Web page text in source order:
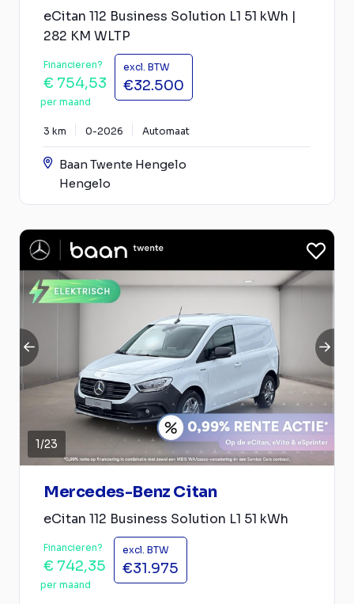
eCitan 112 Business Solution L1 51 kWh |
282 KM WLTP
Financieren?
€ 754,53
per maand
excl. BTW
€32.500
3 km 0-2026 Automaat
Baan Twente Hengelo
Hengelo
1/23
Mercedes-Benz Citan
eCitan 112 Business Solution L1 51 kWh
Financieren?
€ 742,35
per maand
excl. BTW
€31.975